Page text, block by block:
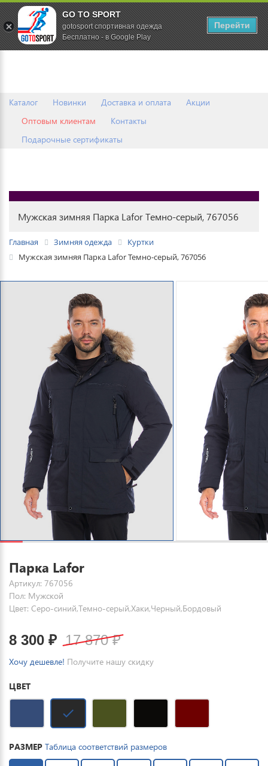
Каталог Новинки Доставка и оплата
Акции
Оптовым клиентам
Контакты
Подарочные сертификаты
0
Мужская зимняя Парка Lafor Темно-серый, 767056
Главная Зимняя одежда
Куртки
Мужская зимняя Парка Lafor Темно-серый, 767056
Парка Lafor
Артикул: 767056
Пол: Мужской
Цвет: Серо-синий,Темно-серый,Хаки,Черный,Бордовый
8 300 ₽ 17 870₽
Хочу дешевле! Получите нашу скидку
ЦВЕТ
РАЗМЕР Таблица соответствий размеров
GO TO SPORT
gotosport спортивная одежда
Бесплатно - в Google Play
Перейти